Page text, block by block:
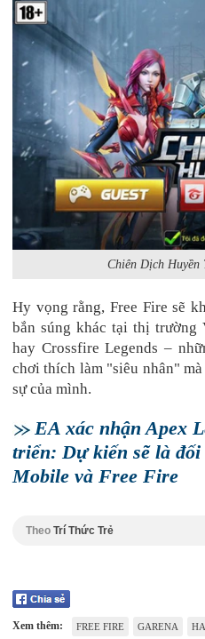
Chiên Dịch
Hy vọng rằng, Free Fire sẽ
bắn súng khác tại thị trường
hay Crossfire Legends –
chơi thích làm "siêu nhân"
sự của mình.
EA xác nhận Apex
triển: Dự kiến sẽ là
Mobile và Free Fire
Theo Trí Thức Trẻ
Xem thêm: FREE FIRE GARENA